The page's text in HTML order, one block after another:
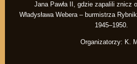
Jana Pawła II, gdzie zapalili znicz
Władysława Webera – burmistrza
1945–1950.
Organizatorzy: K.